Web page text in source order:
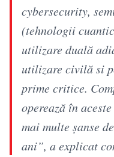
cybersecurity,
(tehnologii
utilizare duală
utilizare civilă si
prime critice.
operează în
mai multe șanse
ani”, a explicat